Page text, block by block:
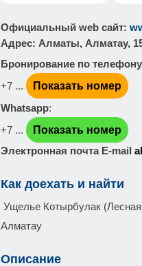
Официальный web сайт:
Адрес: Алматы, Алматау,
Бронирование по телефону
+7 ...
Показать номер
Whatsapp:
+7 ...
Показать номер
Электронная почта E-mail
Как доехать и найти
Ущелье Котырбулак (Лесная
Алматау
Описание